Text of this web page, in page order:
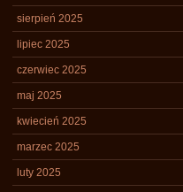
sierpień 2025
lipiec 2025
czerwiec 2025
maj 2025
kwiecień 2025
marzec 2025
luty 2025